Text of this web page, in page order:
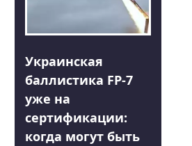
Украинская
баллистика FP-7
уже на
сертификации:
когда могут быть